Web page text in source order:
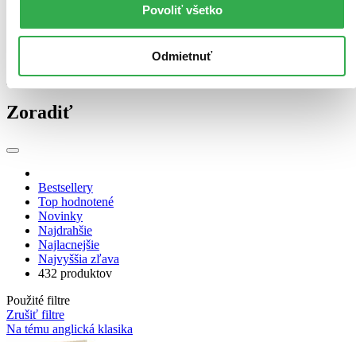
Povoliť všetko
Odmietnuť
Zvláštna vlastnosť
so špeciálnou oriezkou (7 titulov)
Zúžiť výber
Zoradiť
Bestsellery
Top hodnotené
Novinky
Najdrahšie
Najlacnejšie
Najvyššia zľava
432 produktov
Použité filtre
Zrušiť filtre
Na tému anglická klasika